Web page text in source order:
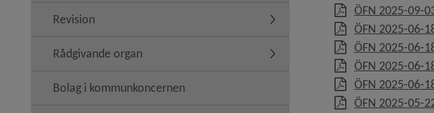
Revision Undermeny för Revision
Rådgivande organ Undermeny för Rådgivande organ
Bolag i kommunkoncernen
ÖFN 2025-09-
ÖFN 2025-06-
ÖFN 2025-06-
ÖFN 2025-06-
ÖFN 2025-06-
ÖFN 2025-05-